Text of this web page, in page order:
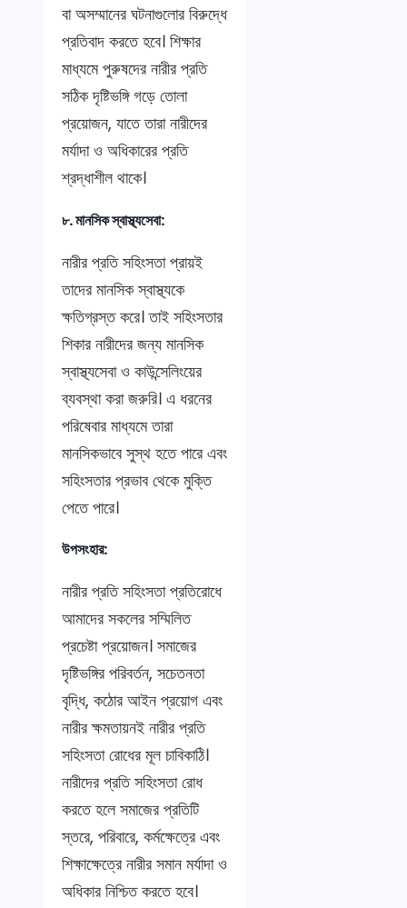
বা অসম্মানের ঘটনাগুলোর বিরুদ্ধে
প্রতিবাদ করতে হবে। শিক্ষার
মাধ্যমে পুরুষদের নারীর প্রতি
সঠিক দৃষ্টিভঙ্গি গড়ে তোলা
প্রয়োজন, যাতে তারা নারীদের
মর্যাদা ও অধিকারের প্রতি
শ্রদ্ধাশীল থাকে।
৮. মানসিক স্বাস্থ্যসেবা:
নারীর প্রতি সহিংসতা প্রায়ই
তাদের মানসিক স্বাস্থ্যকে
ক্ষতিগ্রস্ত করে। তাই সহিংসতার
শিকার নারীদের জন্য মানসিক
স্বাস্থ্যসেবা ও কাউন্সেলিংয়ের
ব্যবস্থা করা জরুরি। এ ধরনের
পরিষেবার মাধ্যমে তারা
মানসিকভাবে সুস্থ হতে পারে এবং
সহিংসতার প্রভাব থেকে মুক্তি
পেতে পারে।
উপসংহার:
নারীর প্রতি সহিংসতা প্রতিরোধে
আমাদের সকলের সম্মিলিত
প্রচেষ্টা প্রয়োজন। সমাজের
দৃষ্টিভঙ্গির পরিবর্তন, সচেতনতা
বৃদ্ধি, কঠোর আইন প্রয়োগ এবং
নারীর ক্ষমতায়নই নারীর প্রতি
সহিংসতা রোধের মূল চাবিকাঠি।
নারীদের প্রতি সহিংসতা রোধ
করতে হলে সমাজের প্রতিটি
স্তরে, পরিবারে, কর্মক্ষেত্রে এবং
শিক্ষাক্ষেত্রে নারীর সমান মর্যাদা ও
অধিকার নিশ্চিত করতে হবে।